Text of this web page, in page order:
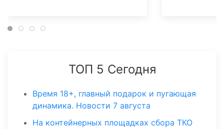
ТОП 5 Сегодня
Время 18+, главный подарок и пугающая
динамика. Новости 7 августа
На контейнерных площадках сбора ТКО